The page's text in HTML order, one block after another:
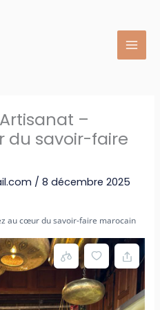
–
du savoir-faire
/8 décembre 2025
au cœur du savoir-faire marocain